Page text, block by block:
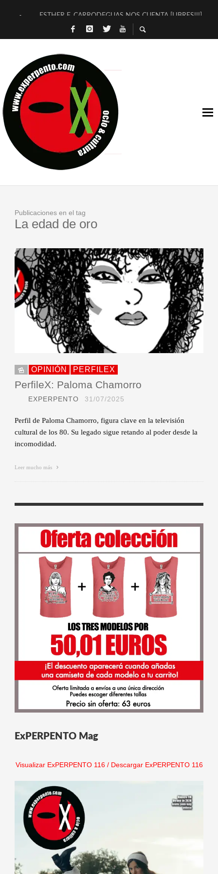
ESTHER F. CARRODEGUAS NOS CUENTA [LIBRES!!!]
[TERRA DE GUAPES] DE SANDRA MONFORT
TIMBRE 4, LA ESCUELA DEL DIRECTOR TEATRAL CLAUDIO
30 AÑOS (NO ES NADA) DE LA KATARSIS DEL TOMATAZO
MILITARES JUDÍAS EN #EXVITA
D’BALDOMEROS REINVENTAN [BITÁCORA 3.0] EN EXVITA
MARSHALL FLASH PRESENTA EN EXVITA [RELATIVA
JOFRE BARDAGÍ EN EXVITA INTERPRETANDO A SERRAT
Publicaciones en el tag
La edad de oro
OPINIÓN PERFILEX
PerfileX: Paloma Chamorro
EXPERPENTO 31/07/2025
Perfil de Paloma Chamorro, figura clave en la televisión
cultural de los 80. Su legado sigue retando al poder desde la
incomodidad.
Leer mucho más
ExPERPENTO Mag
Visualizar ExPERPENTO 116/ Descargar ExPERPENTO 116